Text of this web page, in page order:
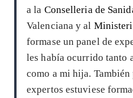
a la Conselleria de
Valenciana y al
formase un panel de
les había ocurrido tanto
como a mi hija. También
expertos estuviese